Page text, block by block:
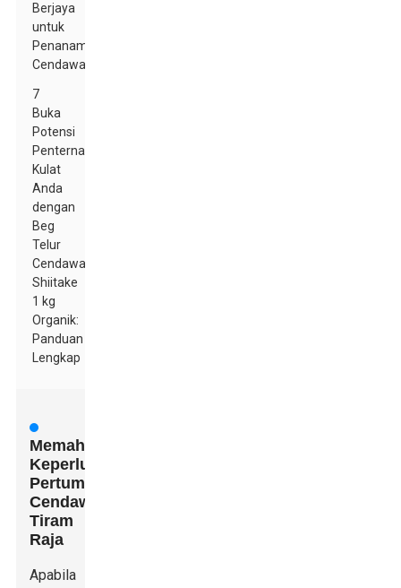
Berjaya
untuk
Penanaman
Cendawan
7
Buka
Potensi
Penternakan
Kulat
Anda
dengan
Beg
Telur
Cendawan
Shiitake
1 kg
Organik:
Panduan
Lengkap
Memahami
Keperluan
Pertumbuhan
Cendawan
Tiram
Raja
Apabila